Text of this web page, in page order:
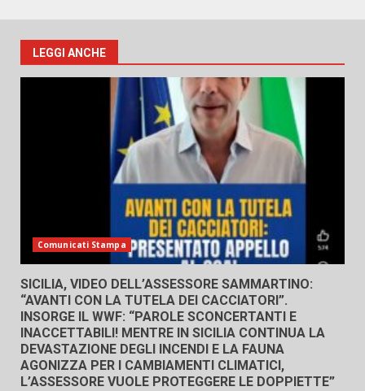
LEGGI ANCHE
Comunicati Stampa
SICILIA, VIDEO DELL’ASSESSORE SAMMARTINO:
“AVANTI CON LA TUTELA DEI CACCIATORI”.
INSORGE IL WWF: “PAROLE SCONCERTANTI E
INACCETTABILI! MENTRE IN SICILIA CONTINUA LA
DEVASTAZIONE DEGLI INCENDI E LA FAUNA
AGONIZZA PER I CAMBIAMENTI CLIMATICI,
L’ASSESSORE VUOLE PROTEGGERE LE DOPPIETTE”